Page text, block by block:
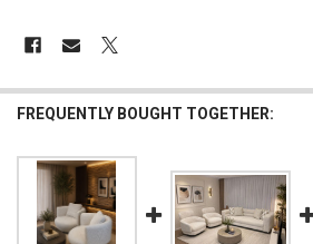
FREQUENTLY BOUGHT TOGETHER: